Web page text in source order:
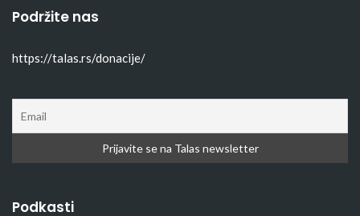
Podržite nas
https://talas.rs/donacije/
Podkasti